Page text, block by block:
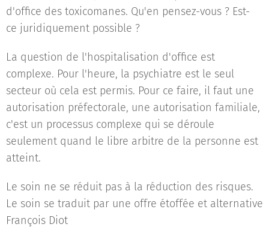
d'office des toxicomanes. Qu'en pensez-vous ? Est-
ce juridiquement possible ?
La question de l'hospitalisation d'office est
complexe. Pour l'heure, la psychiatre est le seul
secteur où cela est permis. Pour ce faire, il faut une
autorisation préfectorale, une autorisation familiale,
c'est un processus complexe qui se déroule
seulement quand le libre arbitre de la personne est
atteint.
Le soin ne se réduit pas à la réduction des risques.
Le soin se traduit par une offre étoffée et alternative
François Diot